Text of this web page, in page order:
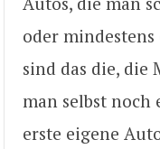
oder
sind das die, die
man selbst noch
erste eigene